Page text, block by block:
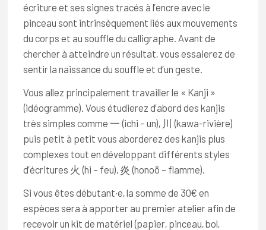
écriture et ses signes tracés à l’encre avec le
pinceau sont intrinsèquement liés aux mouvements
du corps et au souffle du calligraphe. Avant de
chercher à atteindre un résultat, vous essaierez de
sentir la naissance du souffle et d’un geste.
Vous allez principalement travailler le « Kanji »
(idéogramme). Vous étudierez d’abord des kanjis
très simples comme 一 (ichi – un), 川 (kawa-rivière)
puis petit à petit vous aborderez des kanjis plus
complexes tout en développant différents styles
d’écritures 火 (hi – feu), 炎 (honoö – flamme).
Si vous êtes débutant·e, la somme de 30€ en
espèces sera à apporter au premier atelier afin de
recevoir un kit de matériel (papier, pinceau, bol,